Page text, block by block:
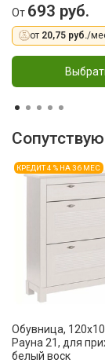
От 693 руб.
от 20,75 руб./
КРЕДИТ 4 % НА 36 МЕС
Обувница,
Рауна 21, для
белый воск